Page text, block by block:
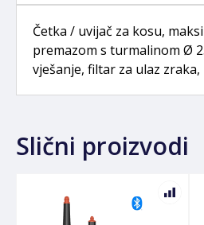
Četka / uvijač za kosu,
premazom s turmalinom Ø
vješanje, filtar za ulaz
Slični proizvodi